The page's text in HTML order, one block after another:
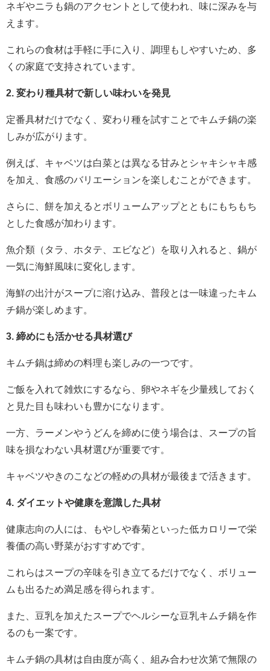
ネギやニラも鍋のアクセントとして使われ、味に深みを与
えます。
これらの食材は手軽に手に入り、調理もしやすいため、多
くの家庭で支持されています。
2. 変わり種具材で新しい味わいを発見
定番具材だけでなく、変わり種を試すことでキムチ鍋の楽
しみが広がります。
例えば、キャベツは白菜とは異なる甘みとシャキシャキ感
を加え、食感のバリエーションを楽しむことができます。
さらに、餅を加えるとボリュームアップとともにもちもち
とした食感が加わります。
魚介類（タラ、ホタテ、エビなど）を取り入れると、鍋が
一気に海鮮風味に変化します。
海鮮の出汁がスープに溶け込み、普段とは一味違ったキム
チ鍋が楽しめます。
3. 締めにも活かせる具材選び
キムチ鍋は締めの料理も楽しみの一つです。
ご飯を入れて雑炊にするなら、卵やネギを少量残しておく
と見た目も味わいも豊かになります。
一方、ラーメンやうどんを締めに使う場合は、スープの旨
味を損なわない具材選びが重要です。
キャベツやきのこなどの軽めの具材が最後まで活きます。
4. ダイエットや健康を意識した具材
健康志向の人には、もやしや春菊といった低カロリーで栄
養価の高い野菜がおすすめです。
これらはスープの辛味を引き立てるだけでなく、ボリュー
ムも出るため満足感を得られます。
また、豆乳を加えたスープでヘルシーな豆乳キムチ鍋を作
るのも一案です。
キムチ鍋の具材は自由度が高く、組み合わせ次第で無限の